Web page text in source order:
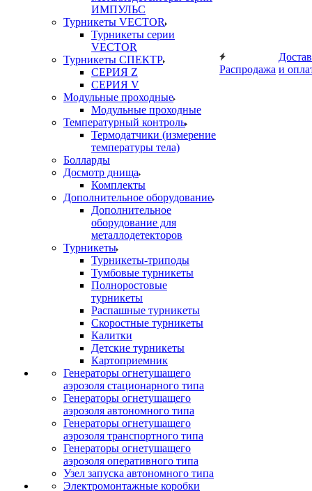
ИМПУЛЬС
Турникеты VECTOR
Турникеты серии
VECTOR
Турникеты СПЕКТР
СЕРИЯ Z
СЕРИЯ V
Модульные проходные
Модульные проходные
Температурный контроль
Термодатчики (измерение
температуры тела)
Болларды
Досмотр днища
Комплекты
Дополнительное оборудование
Дополнительное
оборудование для
металлодетекторов
Турникеты
Турникеты-триподы
Тумбовые турникеты
Полноростовые
турникеты
Распашные турникеты
Скоростные турникеты
Калитки
Детские турникеты
Картоприемник
Генераторы огнетушащего
аэрозоля стационарного типа
Генераторы огнетушащего
аэрозоля автономного типа
Генераторы огнетушащего
аэрозоля транспортного типа
Генераторы огнетушащего
аэрозоля оперативного типа
Узел запуска автономного типа
Электромонтажные коробки
Распродажа и